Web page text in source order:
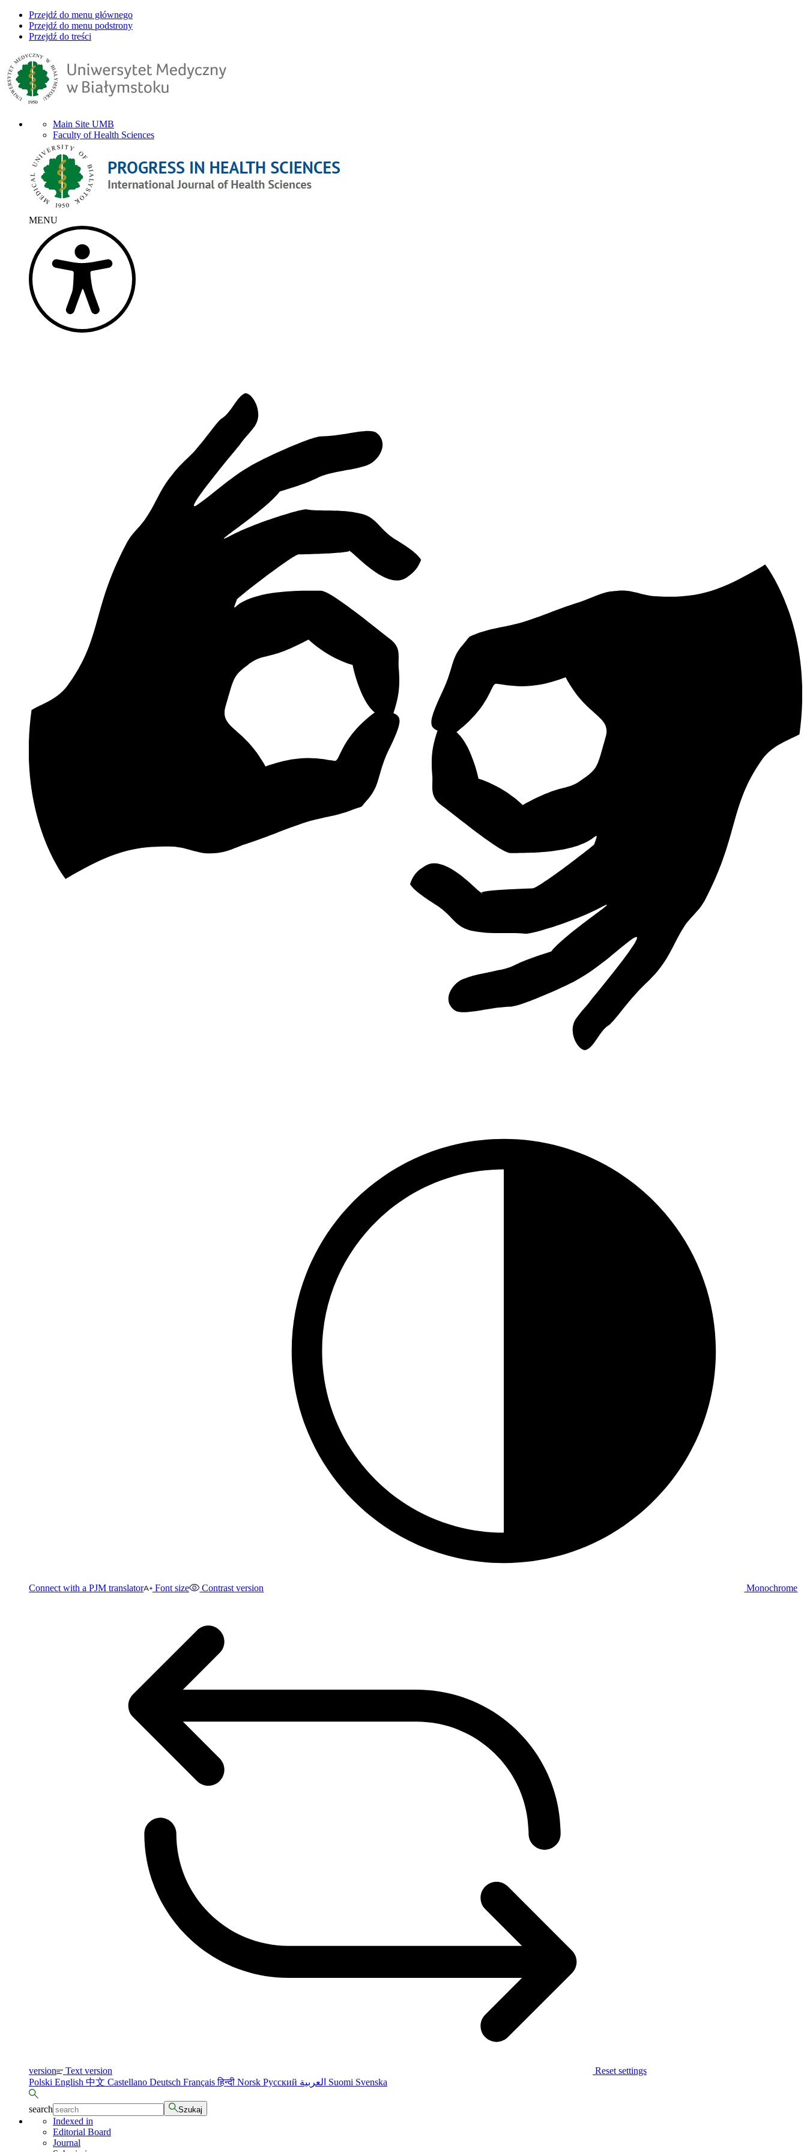
Przejdź do menu głównego
Przejdź do menu podstrony
Przejdź do treści
Main Site UMB
Faculty of Health Sciences
MENU
Connect with a PJM translator Font size Contrast version Monochrome
version Text version
Reset settings
Polski English 中文 Castellano Deutsch Françaisहिन्दी Norsk Русский Suomi Svenska
search Szukaj
Indexed in
Editorial Board
Journal